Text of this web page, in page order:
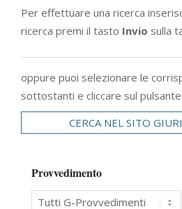
Per effettuare una ricerca
ricerca premi il tasto Invio sulla
oppure puoi selezionare le
sottostanti e cliccare sul pulsante
CERCA NEL SITO
Provvedimento